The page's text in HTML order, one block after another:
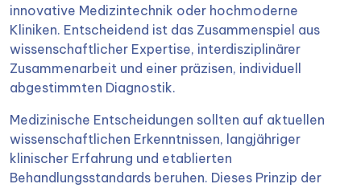
innovative Medizintechnik oder hochmoderne
Kliniken. Entscheidend ist das Zusammenspiel aus
wissenschaftlicher Expertise, interdisziplinärer
Zusammenarbeit und einer präzisen, individuell
abgestimmten Diagnostik.
Medizinische Entscheidungen sollten auf aktuellen
wissenschaftlichen Erkenntnissen, langjähriger
klinischer Erfahrung und etablierten
Behandlungsstandards beruhen. Dieses Prinzip der